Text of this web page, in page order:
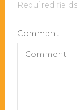
Required
Comment